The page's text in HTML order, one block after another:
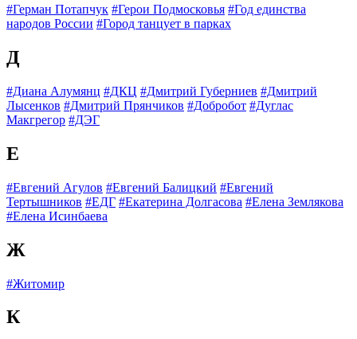
#Герман Потапчук #Герои Подмосковья #Год единства
народов России #Город танцует в парках
Д
#Диана Алумянц #ДКЦ #Дмитрий Губерниев #Дмитрий
Лысенков #Дмитрий Прянчиков #Добробот #Дуглас
Макгрегор #ДЭГ
Е
#Евгений Агулов #Евгений Балицкий #Евгений
Тертышников #ЕДГ #Екатерина Долгасова #Елена Землякова
#Елена Исинбаева
Ж
#Житомир
К